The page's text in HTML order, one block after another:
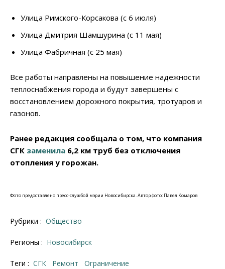
Улица Римского-Корсакова (с 6 июля)
Улица Дмитрия Шамшурина (с 11 мая)
Улица Фабричная (с 25 мая)
Все работы направлены на повышение надежности
теплоснабжения города и будут завершены с
восстановлением дорожного покрытия, тротуаров и
газонов.
Ранее редакция сообщала о том, что компания
СГК заменила 6,2 км труб без отключения
отопления у горожан.
Фото предоставлено пресс-службой мэрии Новосибирска. Автор фото: Павел Комаров
Рубрики : Общество
Регионы : Новосибирск
Теги : СГК ремонт Ограничение